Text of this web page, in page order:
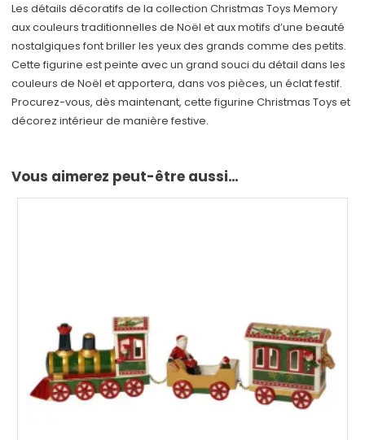
Les détails décoratifs de la collection Christmas Toys Memory
aux couleurs traditionnelles de Noël et aux motifs d’une beauté
nostalgiques font briller les yeux des grands comme des petits.
Cette figurine est peinte avec un grand souci du détail dans les
couleurs de Noël et apportera, dans vos pièces, un éclat festif.
Procurez-vous, dès maintenant, cette figurine Christmas Toys et
décorez intérieur de manière festive.
Vous aimerez peut-être aussi…